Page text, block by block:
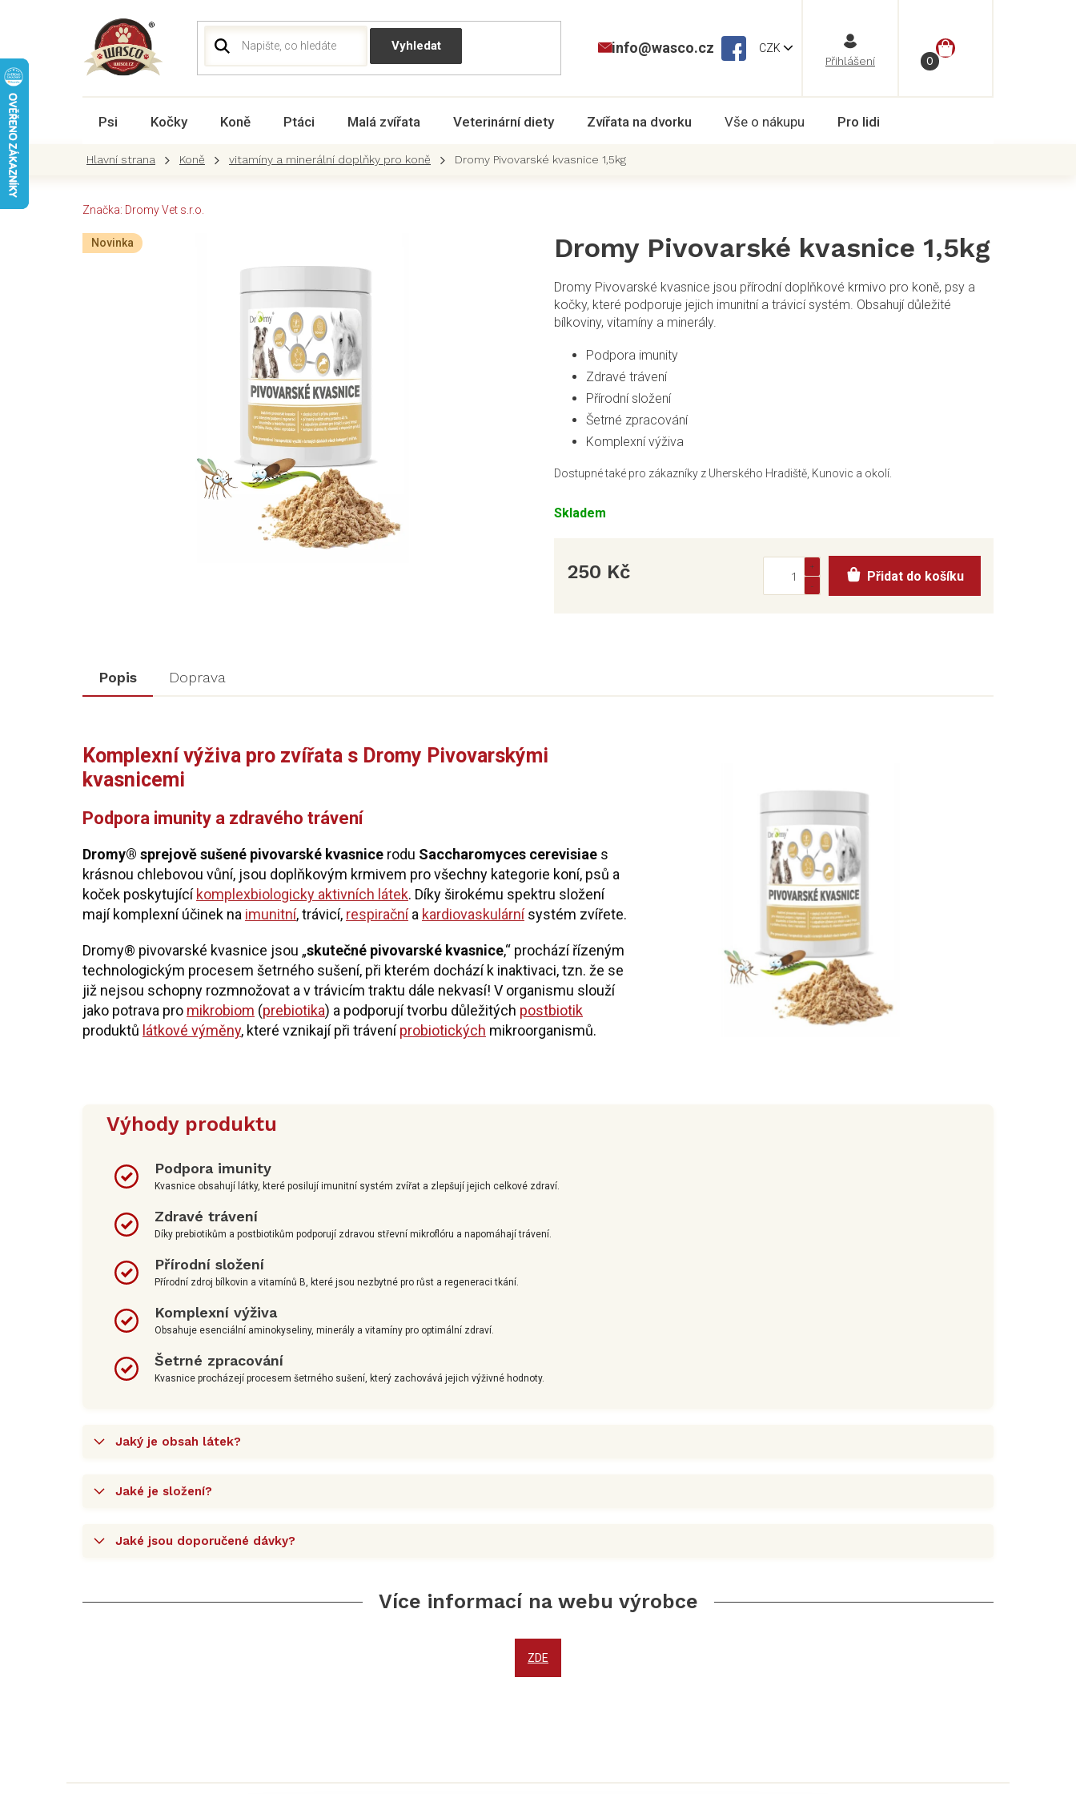
CZK NÁKUPNÍ
info@wasco.cz
Psi Kočky Koně Ptáci Malá zvířata Veterinární diety Zvířata na dvorku Vše o nákupu Pro lidi
Koně vitamíny a minerální doplňky pro koně Dromy Pivovarské kvasnice 1,5kg
Značka: Dromy Vet s.r.o.
Novinka
Skladem
Dromy Pivovarské kvasnice jsou přírodní doplňkové krmivo pro koně, psy a
kočky, které podporuje jejich imunitní a trávicí systém. Obsahují důležité
bílkoviny, vitamíny a minerály.
Podpora imunity
Zdravé trávení
Přírodní složení
Šetrné zpracování
Komplexní výživa
Dostupné také pro zákazníky z Uherského Hradiště, Kunovic a okolí.
Dromy Pivovarské kvasnice 1,5kg
250 Kč Přidat do košíku
Popis Doprava
Komplexní výživa pro zvířata s Dromy Pivovarskými
kvasnicemi
Podpora imunity a zdravého trávení
Dromy® sprejově sušené pivovarské kvasnice rodu Saccharomyces cerevisiae s
krásnou chlebovou vůní, jsou doplňkovým krmivem pro všechny kategorie koní, psů a
koček poskytující komplexbiologicky aktivních látek. Díky širokému spektru složení
mají komplexní účinek na imunitní, trávicí, respiračnía kardiovaskulárnísystém zvířete.
Dromy® pivovarské kvasnice jsou „skutečné pivovarské kvasnice,“ prochází řízeným
technologickým procesem šetrného sušení, při kterém dochází k inaktivaci, tzn. že se
již nejsou schopny rozmnožovat a v trávicím traktu dále nekvasí! V organismu slouží
jako potrava pro mikrobiom (prebiotika) a podporují tvorbu důležitých postbiotik
produktů látkové výměny, které vznikají při tráveníprobiotických mikroorganismů.
Výhody produktu
Podpora imunity
Kvasnice obsahují látky, které posilují imunitní systém zvířat a zlepšují jejich celkové zdraví.
Zdravé trávení
Díky prebiotikům a postbiotikům podporují zdravou střevní mikroflóru a napomáhají trávení.
Přírodní složení
Přírodní zdroj bílkovin a vitamínů B, které jsou nezbytné pro růst a regeneraci tkání.
Komplexní výživa
Obsahuje esenciální aminokyseliny, minerály a vitamíny pro optimální zdraví.
Šetrné zpracování
Kvasnice procházejí procesem šetrného sušení, který zachovává jejich výživné hodnoty.
Jaký je obsah látek?
Jaké je složení?
Jaké jsou doporučené dávky?
Více informací na webu výrobce
ZDE